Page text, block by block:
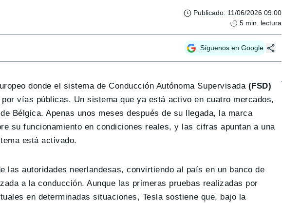
Publicado: 11/06/2026 09:00
5 min. lectura
Síguenos en Google
donde el sistema de Conducción Autónoma Supervisada (FSD)
vías públicas. Un sistema que ya está activo en cuatro mercados,
Bélgica. Apenas unos meses después de su llegada, la marca
su funcionamiento en condiciones reales, y las cifras apuntan a una
está activado.
las autoridades neerlandesas, convirtiendo al país en un banco de
a la conducción. Aunque las primeras pruebas realizadas por
en determinadas situaciones, Tesla sostiene que, bajo la